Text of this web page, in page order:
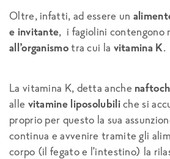
Oltre, infatti, ad essere un
e invitante, i fagiolini contengono
all’organismotra cui la vitamina K.
La vitamina K, detta anche
alle vitamine liposolubiliche si
proprio per questo la sua
continua e avvenire tramite gli
corpo (il fegato e l’intestino) la